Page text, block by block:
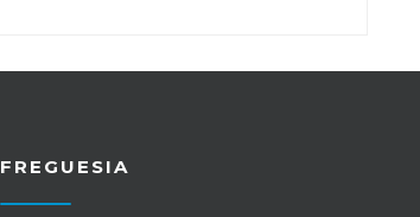
FREGUESIA